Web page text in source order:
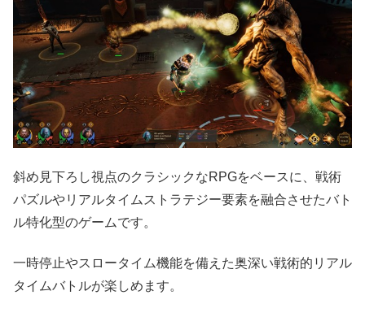
斜め見下ろし視点のクラシックなRPGをベースに、戦術
パズルやリアルタイムストラテジー要素を融合させたバト
ル特化型のゲームです。
一時停止やスロータイム機能を備えた奥深い戦術的リアル
タイムバトルが楽しめます。